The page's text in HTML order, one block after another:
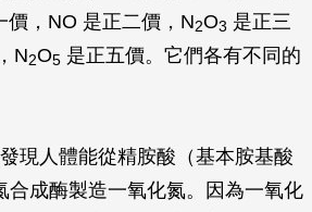
價，NO 是正二價，N2O3 是正三
N2O5 是正五價。它們各有不同的
現人體能從精胺酸（基本胺基酸
合成酶製造一氧化氮。因為一氧化